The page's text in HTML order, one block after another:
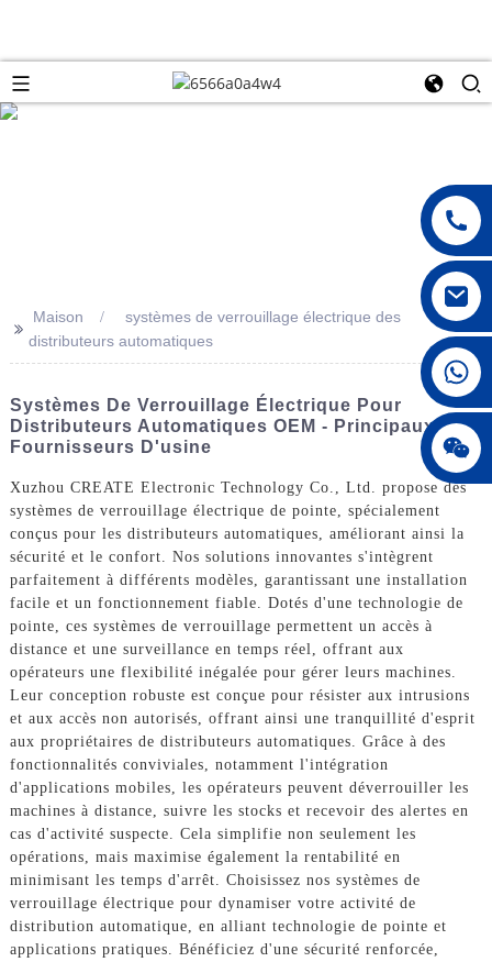
008615396811719
>> Maison
systèmes de verrouillage électrique des
distributeurs automatiques
Systèmes De Verrouillage Électrique Pour
Distributeurs Automatiques OEM - Principaux
Fournisseurs D'usine
Xuzhou CREATE Electronic Technology Co., Ltd. propose des
systèmes de verrouillage électrique de pointe, spécialement
conçus pour les distributeurs automatiques, améliorant ainsi la
sécurité et le confort. Nos solutions innovantes s'intègrent
parfaitement à différents modèles, garantissant une installation
facile et un fonctionnement fiable. Dotés d'une technologie de
pointe, ces systèmes de verrouillage permettent un accès à
distance et une surveillance en temps réel, offrant aux
opérateurs une flexibilité inégalée pour gérer leurs machines.
Leur conception robuste est conçue pour résister aux intrusions
et aux accès non autorisés, offrant ainsi une tranquillité d'esprit
aux propriétaires de distributeurs automatiques. Grâce à des
fonctionnalités conviviales, notamment l'intégration
d'applications mobiles, les opérateurs peuvent déverrouiller les
machines à distance, suivre les stocks et recevoir des alertes en
cas d'activité suspecte. Cela simplifie non seulement les
opérations, mais maximise également la rentabilité en
minimisant les temps d'arrêt. Choisissez nos systèmes de
verrouillage électrique pour dynamiser votre activité de
distribution automatique, en alliant technologie de pointe et
applications pratiques. Bénéficiez d'une sécurité renforcée,